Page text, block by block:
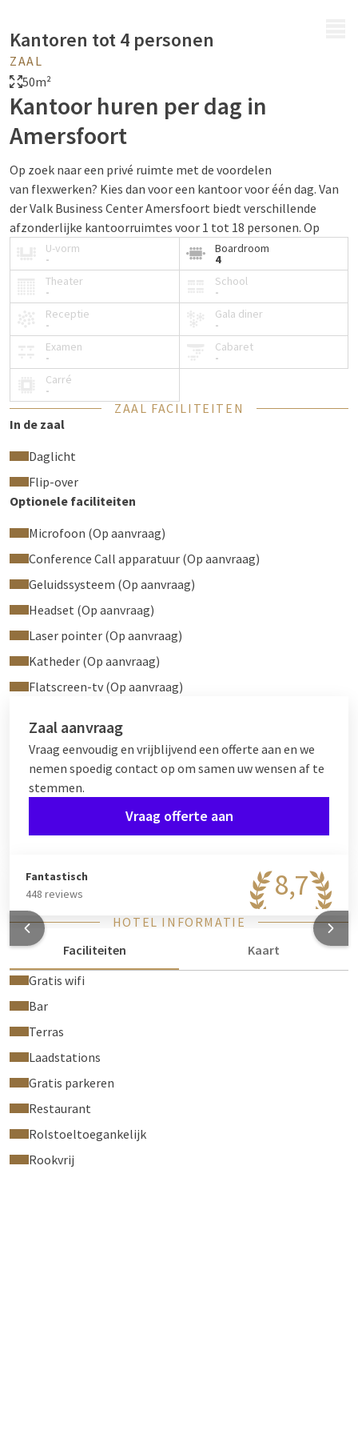
Kantoren tot 4 personen
ZAAL
50m²
Kantoor huren per dag in
Amersfoort
Op zoek naar een privé ruimte met de voordelen
van flexwerken? Kies dan voor een kantoor voor één dag. Van
der Valk Business Center Amersfoort biedt verschillende
afzonderlijke kantoorruimtes voor 1 tot 18 personen. Op
basis van het aantal personen adviseren we u graag van de
grootte van de kantoorruimte.
Dagkantoor in Amersfoort
Ruim en afsluitbaar kantoor inclusief verstelbaar
bureau;
Toegewijde medewerkers in het Business Center;
Mogelijkheid tot het ontvangen van uw gasten;
Snel internet / beveiligd Wifi netwerkt;
Onbeperkt premium koffie, thee, Van der Valk water;
Toegang tot de
en andere netwerkbijeenkomsten
Ergonomische, NEN-gecertificeerde stoelen;
Schoonmaak;
Toegankelijkheid: personenlift is aanwezig.
U-vorm
-
Boardroom
4
Theater
-
School
-
Receptie
-
Gala diner
-
Examen
-
Cabaret
-
Carré
-
ZAAL FACILITEITEN
In de zaal
Daglicht
Flip-over
Optionele faciliteiten
Microfoon (Op aanvraag)
Conference Call apparatuur (Op aanvraag)
Geluidssysteem (Op aanvraag)
Headset (Op aanvraag)
Laser pointer (Op aanvraag)
Katheder (Op aanvraag)
Flatscreen-tv (Op aanvraag)
Zaal aanvraag
Vraag eenvoudig en vrijblijvend een offerte aan en we
nemen spoedig contact op om samen uw wensen af te
stemmen.
Vraag offerte aan
8,7
Fantastisch
448 reviews
HOTEL INFORMATIE
Faciliteiten
Kaart
Gratis wifi
Bar
Terras
Laadstations
Gratis parkeren
Restaurant
Rolstoeltoegankelijk
Rookvrij